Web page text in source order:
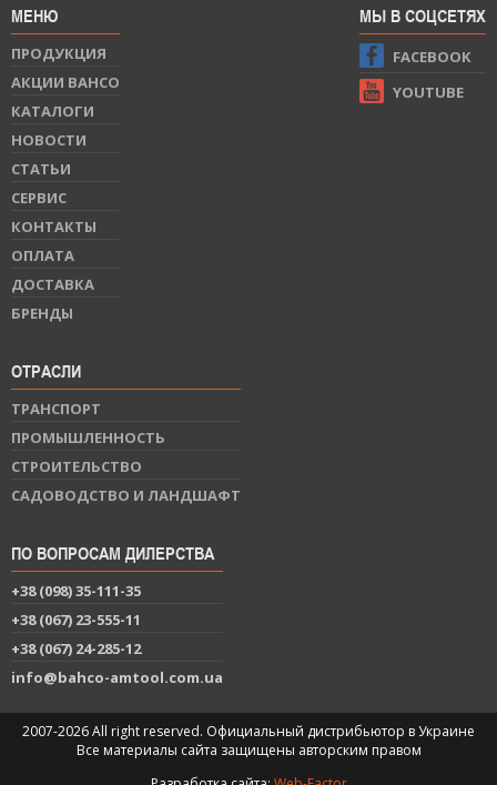
МЕНЮ
ПРОДУКЦИЯ
АКЦИИ BAHCO
КАТАЛОГИ
НОВОСТИ
СТАТЬИ
СЕРВИС
КОНТАКТЫ
ОПЛАТА
ДОСТАВКА
БРЕНДЫ
ОТРАСЛИ
ТРАНСПОРТ
ПРОМЫШЛЕННОСТЬ
СТРОИТЕЛЬСТВО
САДОВОДСТВО И ЛАНДШАФТ
ПО ВОПРОСАМ ДИЛЕРСТВА
+38 (098) 35-111-35
+38 (067) 23-555-11
+38 (067) 24-285-12
info@bahco-amtool.com.ua
МЫ В СОЦСЕТЯХ
FACEBOOK
YOUTUBE
2007-2026 All right reserved. Официальный дистрибьютор в Украине
Все материалы сайта защищены авторским правом